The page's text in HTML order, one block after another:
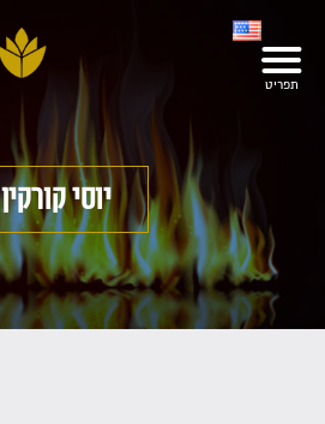
יוסי קורקין